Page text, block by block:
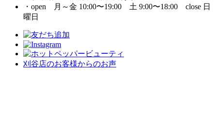
・open 月～金 10:00〜19:00 土 9:00〜18:00 close 日
曜日
刈谷店のお客様からのお声